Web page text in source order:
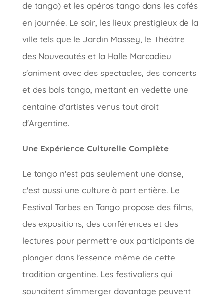
de tango) et les apéros tango dans les cafés
en journée. Le soir, les lieux prestigieux de la
ville tels que le Jardin Massey, le Théâtre
des Nouveautés et la Halle Marcadieu
s'animent avec des spectacles, des concerts
et des bals tango, mettant en vedette une
centaine d'artistes venus tout droit
d'Argentine.
Une Expérience Culturelle Complète
Le tango n'est pas seulement une danse,
c'est aussi une culture à part entière. Le
Festival Tarbes en Tango propose des films,
des expositions, des conférences et des
lectures pour permettre aux participants de
plonger dans l'essence même de cette
tradition argentine. Les festivaliers qui
souhaitent s'immerger davantage peuvent